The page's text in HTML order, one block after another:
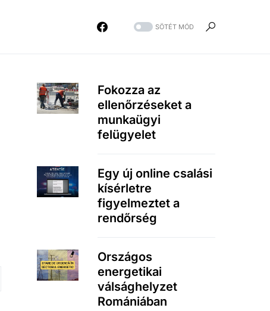
SÖTÉT MÓD
Fokozza az
ellenőrzéseket a
munkaügyi
felügyelet
Egy új online csalási
kísérletre
figyelmeztet a
rendőrség
Országos
energetikai
válsághelyzet
Romániában